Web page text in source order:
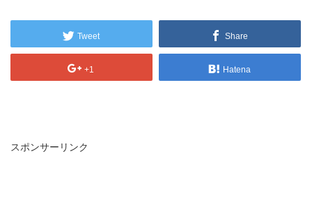
Tweet Share
+1 Hatena
スポンサーリンク